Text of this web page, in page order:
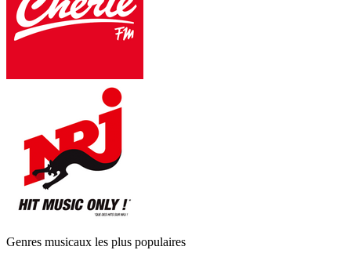
Genres musicaux les plus populaires